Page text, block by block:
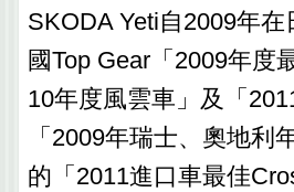
SKODA Yeti自2009年
國Top Gear「2009年度
10年度風雲車」及「
「2009年瑞士、奧地
的「2011進口車最佳